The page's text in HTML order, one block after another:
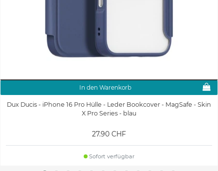
In den Warenkorb
Dux Ducis - iPhone 16 Pro Hülle - Leder Bookcover - MagSafe - Skin
X Pro Series - blau
27.90 CHF
Sofort verfügbar